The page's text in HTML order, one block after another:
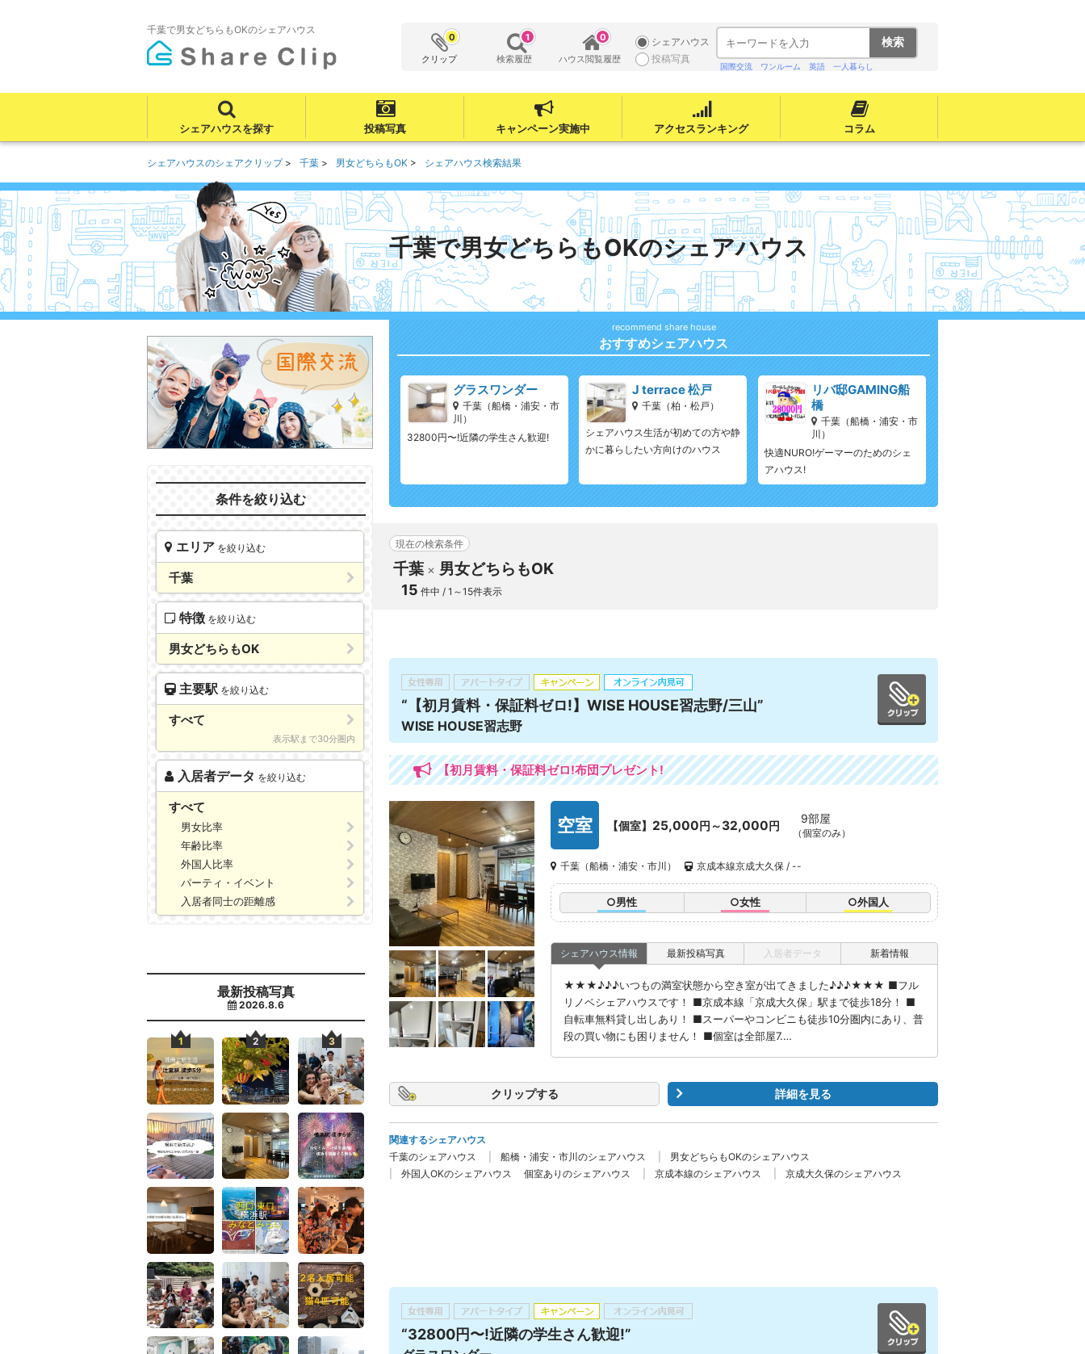
千葉で男女どちらもOKのシェアハウス
クリップ
0
検索履歴
1
ハウス閲覧履歴
0
シェアハウス
投稿写真
国際交流 ワンルーム 英語 一人暮らし
シェアハウスを探す 投稿写真 キャンペーン実施中 アクセスランキング コラム
シェアハウスのシェアクリップ 千葉 男女どちらもOK シェアハウス検索結果
千葉で男女どちらもOKのシェアハウス
条件を絞り込む
エリア を絞り込む
千葉
特徴 を絞り込む
男女どちらもOK
主要駅 を絞り込む
すべて
表示駅まで30分圏内
入居者データ を絞り込む
すべて
男女比率
年齢比率
外国人比率
パーティ・イベント
入居者同士の距離感
最新投稿写真
2026.8.6
おすすめシェアハウス
グラスワンダー
千葉（船橋・浦安・市
川）
32800円〜!近隣の学生さん歓迎!
J terrace 松戸
千葉（柏・松戸）
シェアハウス生活が初めての方や静
かに暮らしたい方向けのハウス
リバ邸GAMING船
橋
千葉（船橋・浦安・市
川）
快適NURO!ゲーマーのためのシェ
アハウス!
現在の検索条件
千葉 男女どちらもOK
15 件中 / 1～15件表示
“【初月賃料・保証料ゼロ!】WISE HOUSE習志野/三山”
WISE HOUSE習志野
【初月賃料・保証料ゼロ!布団プレゼント!
空室 【個室】 25,000円～32,000円 9部屋
（個室のみ）
千葉（船橋・浦安・市川） 京成本線京成大久保 / --
○男性 ○女性 ○外国人
シェアハウス情報
★★★♪♪♪いつもの満室状態から空き室が出てきました♪♪♪★★★ ■フル
リノベシェアハウスです！ ■京成本線「京成大久保」駅まで徒歩18分！ ■
自転車無料貸し出しあり！ ■スーパーやコンビニも徒歩10分圏内にあり、普
段の買い物にも困りません！ ■個室は全部屋7.…
最新投稿写真 入居者データ 新着情報
クリップ 詳細を見る
関連するシェアハウス
千葉のシェアハウス
船橋・浦安・市川のシェアハウス
男女どちらもOKのシェアハウス
外国人OKのシェアハウス
個室ありのシェアハウス 京成本線のシェアハウス 京成大久保のシェアハウス
“32800円〜!近隣の学生さん歓迎!”